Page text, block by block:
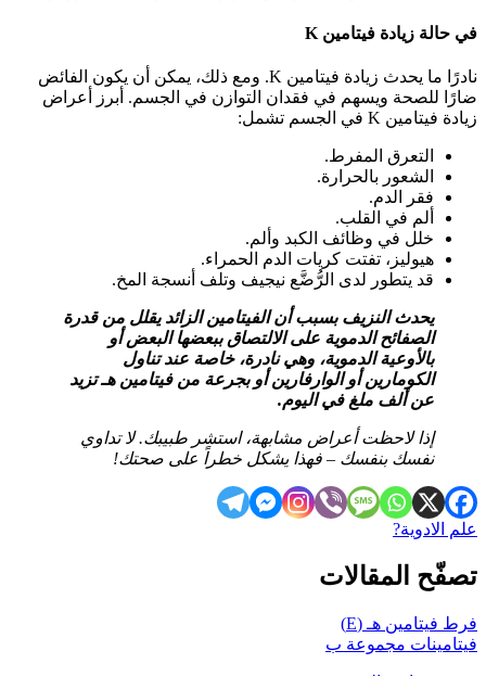
في حالة زيادة فيتامين K
نادرًا ما يحدث زيادة فيتامين K. ومع ذلك، يمكن أن يكون الفائض
ضارًا للصحة ويسهم في فقدان التوازن في الجسم. أبرز أعراض
زيادة فيتامين K في الجسم تشمل:
التعرق المفرط.
الشعور بالحرارة.
فقر الدم.
ألم في القلب.
خلل في وظائف الكبد وألم.
هيوليز، تفتت كريات الدم الحمراء.
قد يتطور لدى الرُّضَّع نيجيف وتلف أنسجة المخ.
يحدث النزيف بسبب أن الفيتامين الزائد يقلل من قدرة
الصفائح الدموية على الالتصاق ببعضها البعض أو
بالأوعية الدموية، وهي نادرة، خاصة عند تناول
الكومارين أو الوارفارين أو بجرعة من فيتامين هـ تزيد
عن ألف ملغ في اليوم.
إذا لاحظت أعراض مشابهة، استشر طبيبك. لا تداوي
نفسك بنفسك – فهذا يشكل خطراً على صحتك!
علم الادوية?
تصفّح المقالات
فرط فيتامين هـ (E)
فيتامينات مجموعة ب